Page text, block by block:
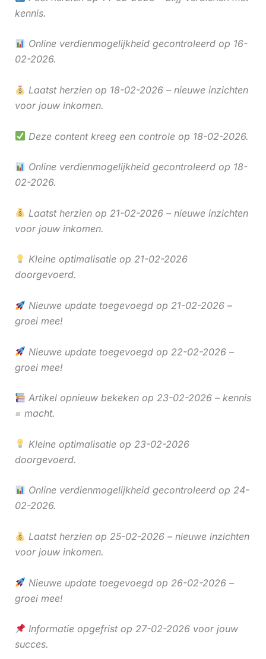
kennis.
Online verdienmogelijkheid gecontroleerd op 16-
02-2026.
Laatst herzien op 18-02-2026 – nieuwe inzichten
voor jouw inkomen.
Deze content kreeg een controle op 18-02-2026.
Online verdienmogelijkheid gecontroleerd op 18-
02-2026.
Laatst herzien op 21-02-2026 – nieuwe inzichten
voor jouw inkomen.
Kleine optimalisatie op 21-02-2026
doorgevoerd.
Nieuwe update toegevoegd op 21-02-2026 –
groei mee!
Nieuwe update toegevoegd op 22-02-2026 –
groei mee!
Artikel opnieuw bekeken op 23-02-2026 – kennis
= macht.
Kleine optimalisatie op 23-02-2026
doorgevoerd.
Online verdienmogelijkheid gecontroleerd op 24-
02-2026.
Laatst herzien op 25-02-2026 – nieuwe inzichten
voor jouw inkomen.
Nieuwe update toegevoegd op 26-02-2026 –
groei mee!
Informatie opgefrist op 27-02-2026 voor jouw
succes.